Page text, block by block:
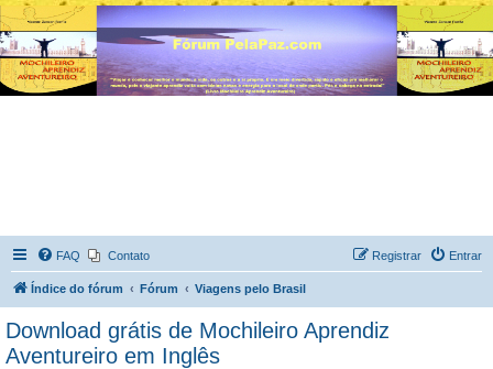
FAQ Contato Entrar
Registrar
Índice do fórum Fórum Viagens pelo Brasil
Download grátis de Mochileiro Aprendiz
Aventureiro em Inglês